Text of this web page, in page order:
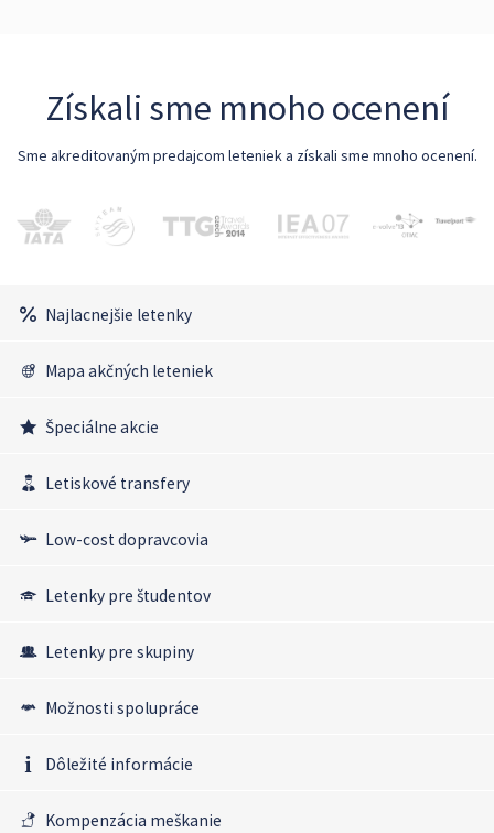
Získali sme mnoho ocenení
Sme akreditovaným predajcom leteniek a získali sme mnoho ocenení.
Najlacnejšie letenky
Mapa akčných leteniek
Špeciálne akcie
Letiskové transfery
Low-cost dopravcovia
Letenky pre študentov
Letenky pre skupiny
Možnosti spolupráce
Dôležité informácie
Kompenzácia meškanie